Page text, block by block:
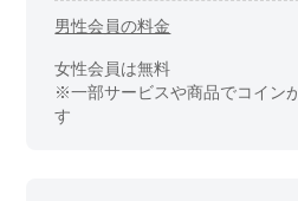
男性会員の料金
女性会員は無料
※一部サービスや商品でコイン
す